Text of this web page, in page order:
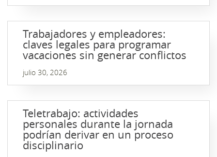
Trabajadores y empleadores:
claves legales para programar
vacaciones sin generar conflictos
julio 30, 2026
Teletrabajo: actividades
personales durante la jornada
podrían derivar en un proceso
disciplinario